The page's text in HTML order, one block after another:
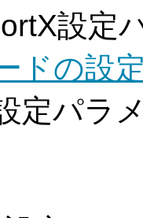
設定
ドの設
定パラ